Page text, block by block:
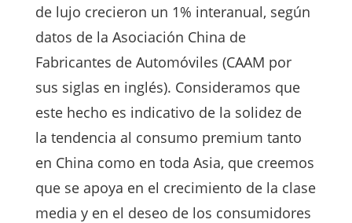
de lujo crecieron un 1% interanual, según
datos de la Asociación China de
Fabricantes de Automóviles (CAAM por
sus siglas en inglés). Consideramos que
este hecho es indicativo de la solidez de
la tendencia al consumo premium tanto
en China como en toda Asia, que creemos
que se apoya en el crecimiento de la clase
media y en el deseo de los consumidores